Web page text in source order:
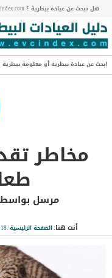
هل تبحث عن عيادة بيطرية ؟ contact@evcindex.com
ابحث عن عيادة بيطرية أو معلومة بيطرية
مخاطر
مرسل
أنت هنا:الصفحة الرئيسية/